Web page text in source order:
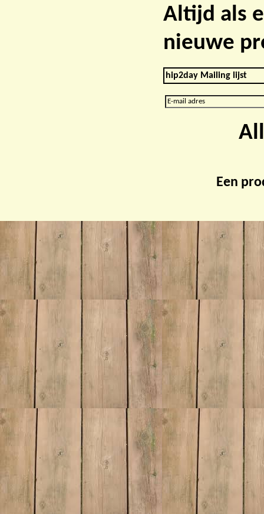
Altijd als
nieuwe
hip2day Mailing lijst
Een